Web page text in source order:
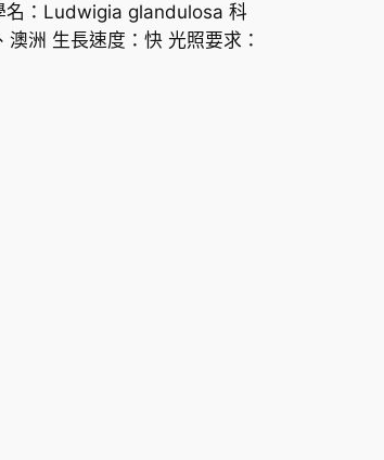
名：Ludwigia glandulosa 科
洲 生長速度：快 光照要求：